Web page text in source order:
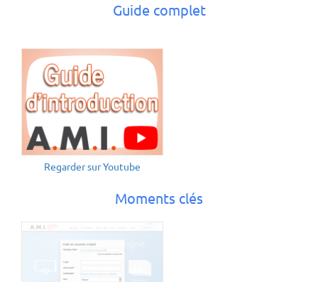
Guide complet
Regarder sur Youtube
Moments clés